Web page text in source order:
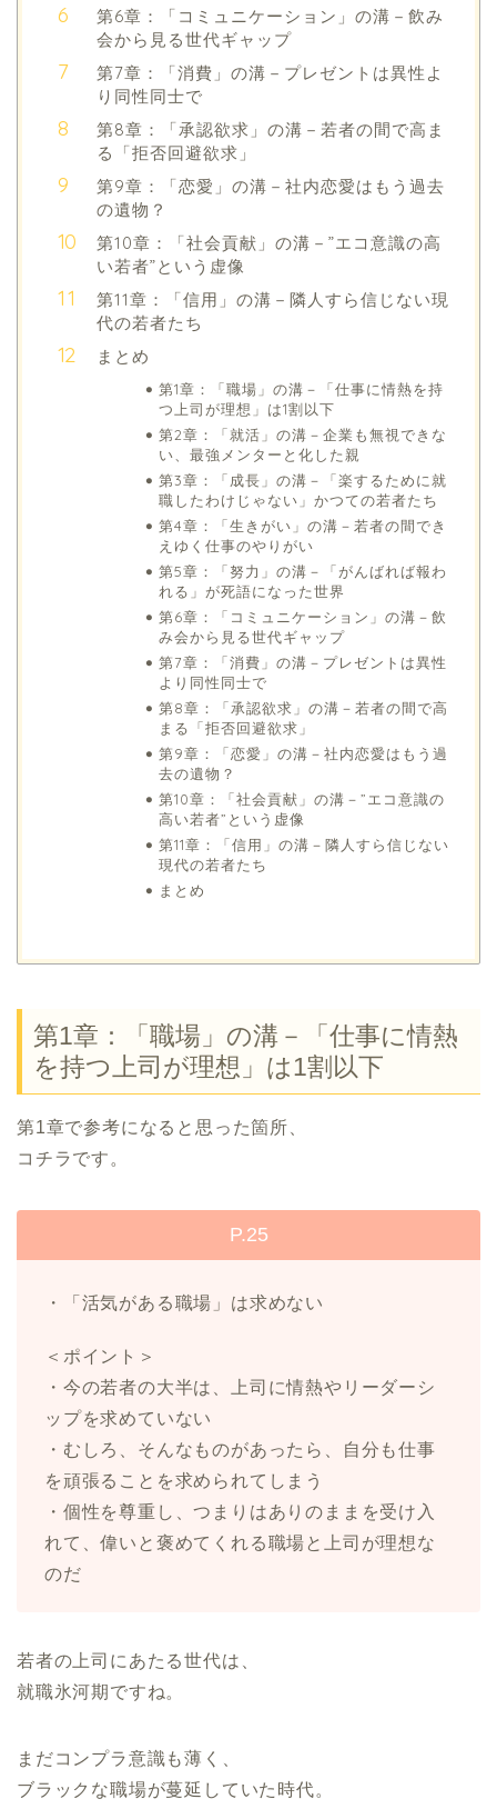
第6章：「コミュニケーション」の溝－飲み
会から見る世代ギャップ
第7章：「消費」の溝－プレゼントは異性よ
り同性同士で
第8章：「承認欲求」の溝－若者の間で高ま
る「拒否回避欲求」
第9章：「恋愛」の溝－社内恋愛はもう過去
の遺物？
第10章：「社会貢献」の溝－”エコ意識の高
い若者”という虚像
第11章：「信用」の溝－隣人すら信じない現
代の若者たち
まとめ
第1章：「職場」の溝－「仕事に情熱を持
つ上司が理想」は1割以下
第2章：「就活」の溝－企業も無視できな
い、最強メンターと化した親
第3章：「成長」の溝－「楽するために就
職したわけじゃない」かつての若者たち
第4章：「生きがい」の溝－若者の間でき
えゆく仕事のやりがい
第5章：「努力」の溝－「がんばれば報わ
れる」が死語になった世界
第6章：「コミュニケーション」の溝－飲
み会から見る世代ギャップ
第7章：「消費」の溝－プレゼントは異性
より同性同士で
第8章：「承認欲求」の溝－若者の間で高
まる「拒否回避欲求」
第9章：「恋愛」の溝－社内恋愛はもう過
去の遺物？
第10章：「社会貢献」の溝－”エコ意識の
高い若者”という虚像
第11章：「信用」の溝－隣人すら信じない
現代の若者たち
まとめ
第1章：「職場」の溝－「仕事に情熱
を持つ上司が理想」は1割以下
第1章で参考になると思った箇所、
コチラです。
P.25
・「活気がある職場」は求めない
＜ポイント＞
・今の若者の大半は、上司に情熱やリーダーシ
ップを求めていない
・むしろ、そんなものがあったら、自分も仕事
を頑張ることを求められてしまう
・個性を尊重し、つまりはありのままを受け入
れて、偉いと褒めてくれる職場と上司が理想な
のだ
若者の上司にあたる世代は、
就職氷河期ですね。
まだコンプラ意識も薄く、
ブラックな職場が蔓延していた時代。